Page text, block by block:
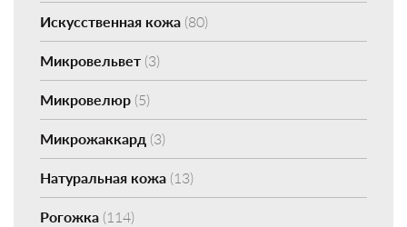
Искусственная кожа (80)
Микровельвет (3)
Микровелюр (5)
Микрожаккард (3)
Натуральная кожа (13)
Рогожка (114)